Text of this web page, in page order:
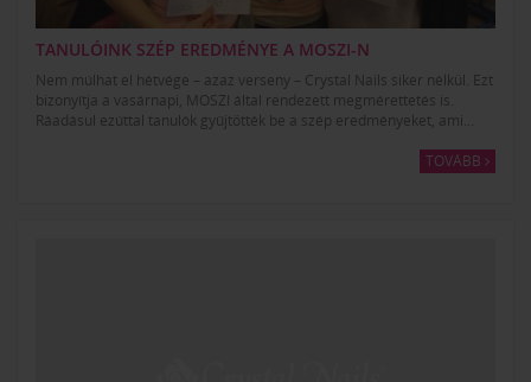
TANULÓINK SZÉP EREDMÉNYE A MOSZI-N
Nem múlhat el hétvége – azaz verseny – Crystal Nails siker nélkül. Ezt
bizonyítja a vasárnapi, MOSZI által rendezett megmérettetés is.
Ráadásul ezúttal tanulók gyűjtötték be a szép eredményeket, ami...
TOVÁBB